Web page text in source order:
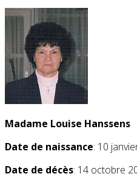
Madame Louise Hanssens
Date de naissance: 10
Date de décès: 14 octobre